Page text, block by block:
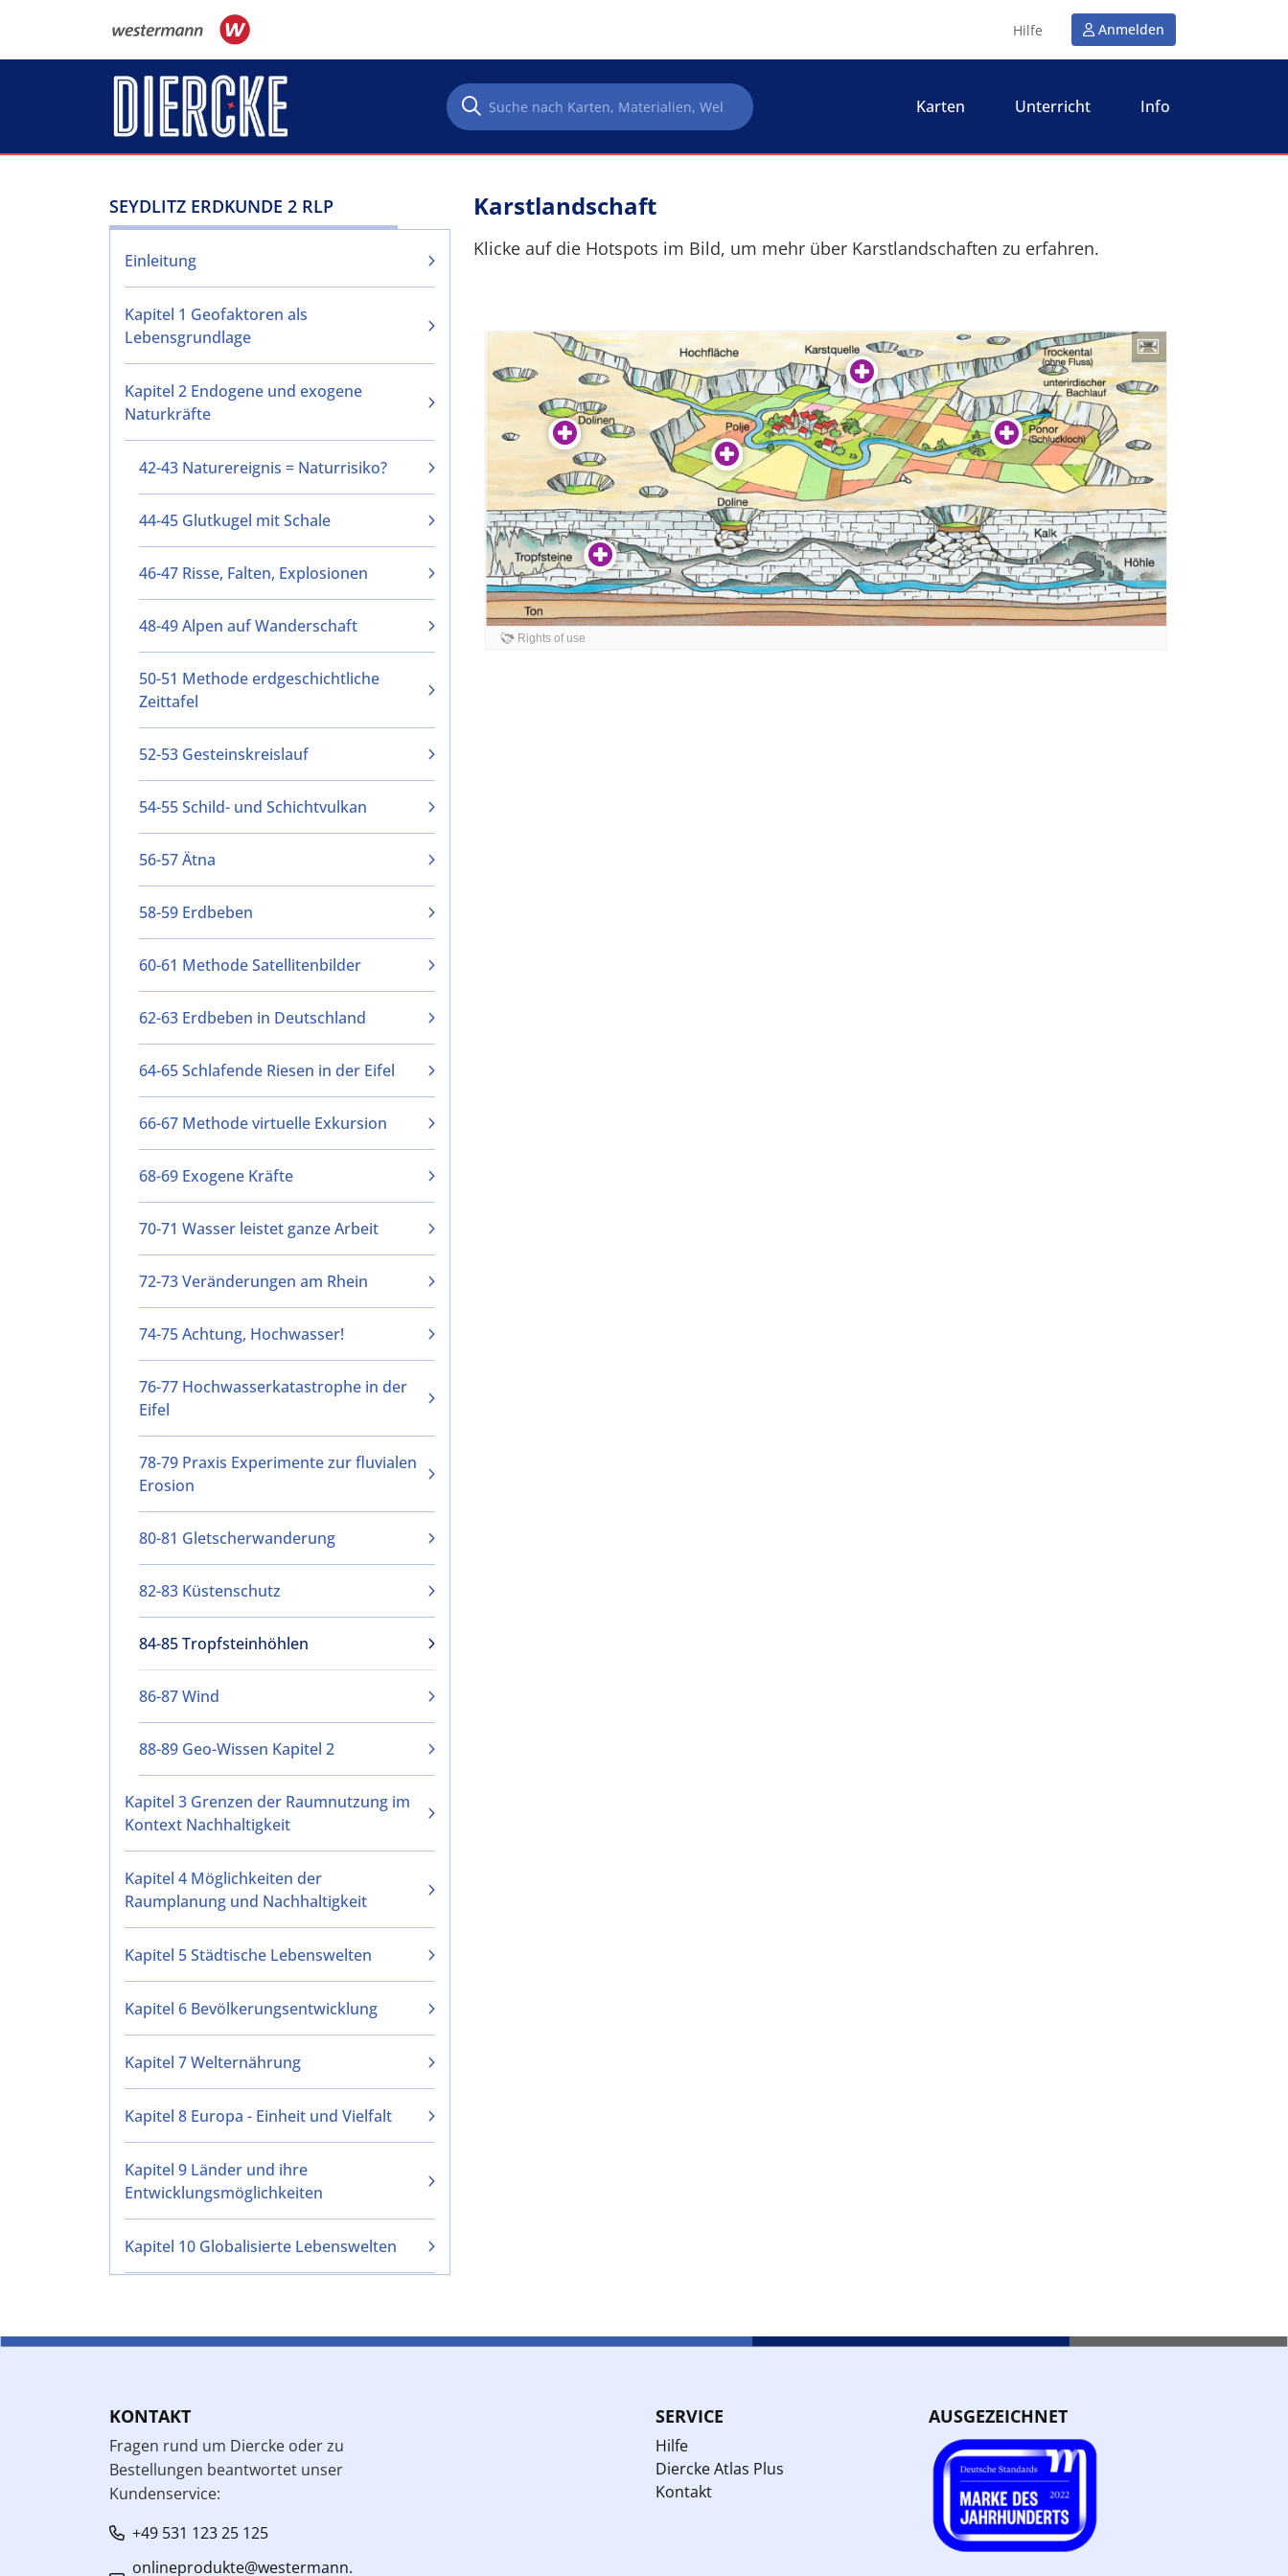
Hilfe Anmelden
Karten Unterricht Info
SEYDLITZ ERDKUNDE 2 RLP
Einleitung
Kapitel 1 Geofaktoren als
Lebensgrundlage
Kapitel 2 Endogene und exogene
Naturkräfte
42-43 Naturereignis = Naturrisiko?
44-45 Glutkugel mit Schale
46-47 Risse, Falten, Explosionen
48-49 Alpen auf Wanderschaft
50-51 Methode erdgeschichtliche
Zeittafel
52-53 Gesteinskreislauf
54-55 Schild- und Schichtvulkan
56-57 Ätna
58-59 Erdbeben
60-61 Methode Satellitenbilder
62-63 Erdbeben in Deutschland
64-65 Schlafende Riesen in der Eifel
66-67 Methode virtuelle Exkursion
68-69 Exogene Kräfte
70-71 Wasser leistet ganze Arbeit
72-73 Veränderungen am Rhein
74-75 Achtung, Hochwasser!
76-77 Hochwasserkatastrophe in der
Eifel
78-79 Praxis Experimente zur fluvialen
Erosion
80-81 Gletscherwanderung
82-83 Küstenschutz
84-85 Tropfsteinhöhlen
86-87 Wind
88-89 Geo-Wissen Kapitel 2
Kapitel 3 Grenzen der Raumnutzung im
Kontext Nachhaltigkeit
Kapitel 4 Möglichkeiten der
Raumplanung und Nachhaltigkeit
Kapitel 5 Städtische Lebenswelten
Kapitel 6 Bevölkerungsentwicklung
Kapitel 7 Welternährung
Kapitel 8 Europa - Einheit und Vielfalt
Kapitel 9 Länder und ihre
Entwicklungsmöglichkeiten
Kapitel 10 Globalisierte Lebenswelten
Karstlandschaft
Klicke auf die Hotspots im Bild, um mehr über Karstlandschaften zu erfahren.
KONTAKT
Fragen rund um Diercke oder zu
Bestellungen beantwortet unser
Kundenservice:
+49 531 123 25 125
onlineprodukte@westermann.
SERVICE
Hilfe
Diercke Atlas Plus
Kontakt
AUSGEZEICHNET